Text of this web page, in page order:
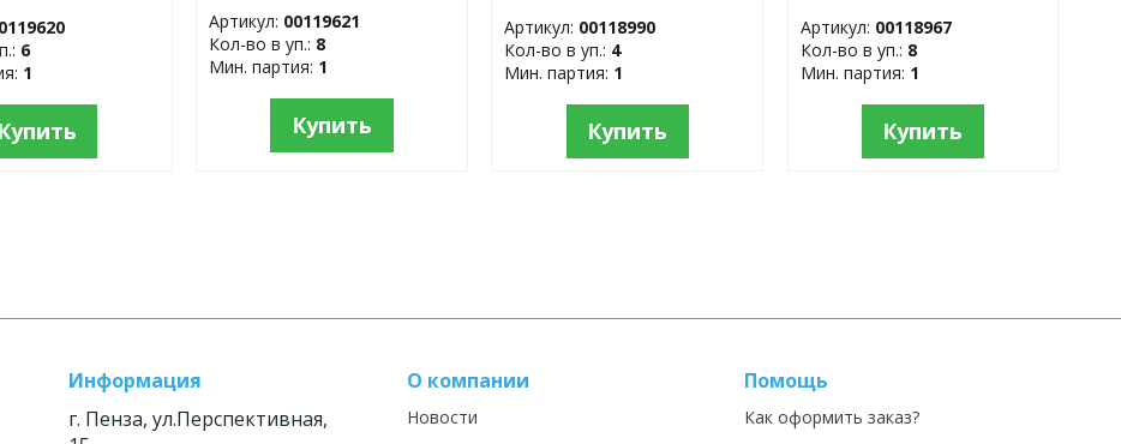
6
1
Купить
Артикул: 00119621
Кол-во в уп.: 8
Мин. партия: 1
Купить
Артикул: 00118990
Кол-во в уп.: 4
Мин. партия: 1
Купить
Артикул: 00118967
Кол-во в уп.: 8
Мин. партия: 1
Купить
Информация
г. Пенза, ул.Перспективная,
О компании
Новости
Помощь
Как оформить заказ?